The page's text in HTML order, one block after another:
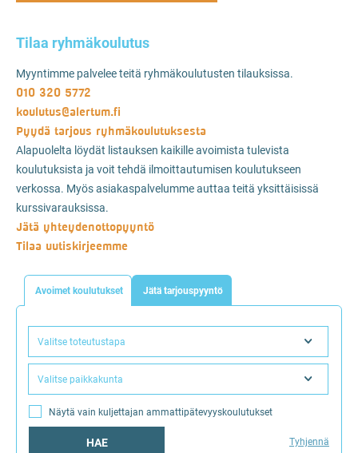
Tilaa ryhmäkoulutus
Myyntimme palvelee teitä ryhmäkoulutusten tilauksissa.
010 320 5772
koulutus@alertum.fi
Pyydä tarjous ryhmäkoulutuksesta
Alapuolelta löydät listauksen kaikille avoimista tulevista
koulutuksista ja voit tehdä ilmoittautumisen koulutukseen
verkossa. Myös asiakaspalvelumme auttaa teitä yksittäisissä
kurssivarauksissa.
Jätä yhteydenottopyyntö
Tilaa uutiskirjeemme
Avoimet koulutukset Jätä tarjouspyyntö
Valitse toteutustapa
Valitse paikkakunta
Näytä vain kuljettajan ammattipätevyyskoulutukset
HAE Tyhjennä